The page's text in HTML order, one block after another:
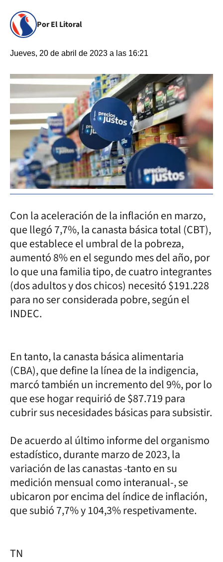
Por El Litoral
Jueves, 20 de abril de 2023 a las 16:21
Con la aceleración de la inflación en marzo,
que llegó 7,7%, la canasta básica total (CBT),
que establece el umbral de la pobreza,
aumentó 8% en el segundo mes del año, por
lo que una familia tipo, de cuatro integrantes
(dos adultos y dos chicos) necesitó $191.228
para no ser considerada pobre, según el
INDEC.
En tanto, la canasta básica alimentaria
(CBA), que define la línea de la indigencia,
marcó también un incremento del 9%, por lo
que ese hogar requirió de $87.719 para
cubrir sus necesidades básicas para subsistir.
De acuerdo al último informe del organismo
estadístico, durante marzo de 2023, la
variación de las canastas -tanto en su
medición mensual como interanual-, se
ubicaron por encima del índice de inflación,
que subió 7,7% y 104,3% respetivamente.
TN